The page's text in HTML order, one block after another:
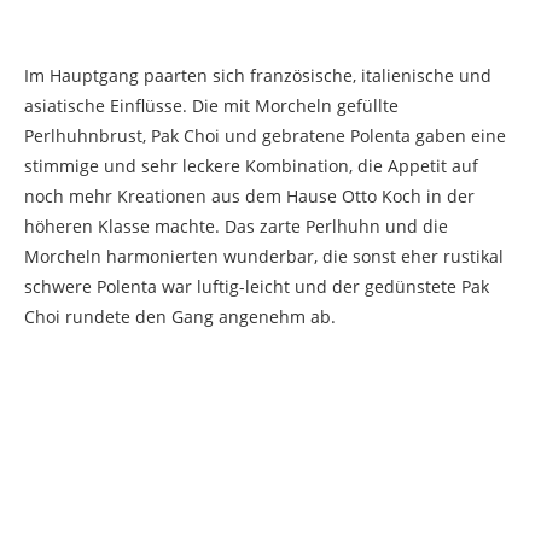
Im Hauptgang paarten sich französische, italienische und
asiatische Einflüsse. Die mit Morcheln gefüllte
Perlhuhnbrust, Pak Choi und gebratene Polenta gaben eine
stimmige und sehr leckere Kombination, die Appetit auf
noch mehr Kreationen aus dem Hause Otto Koch in der
höheren Klasse machte. Das zarte Perlhuhn und die
Morcheln harmonierten wunderbar, die sonst eher rustikal
schwere Polenta war luftig-leicht und der gedünstete Pak
Choi rundete den Gang angenehm ab.